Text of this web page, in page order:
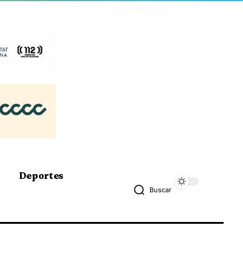
Deportes
Buscar